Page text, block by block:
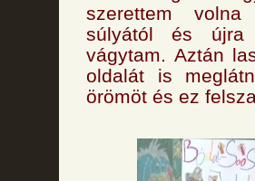
szerettem volna
súlyától és újra
vágytam. Aztán
oldalát is
örömöt és ez